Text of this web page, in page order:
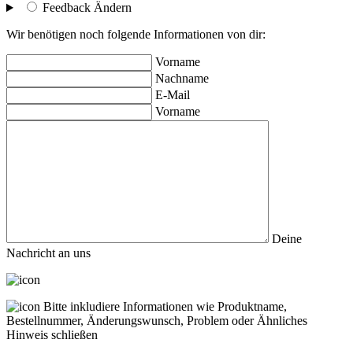
Feedback Ändern
Wir benötigen noch folgende Informationen von dir:
Vorname
Nachname
E-Mail
Vorname
Deine
Nachricht an uns
Bitte inkludiere Informationen wie Produktname,
Bestellnummer, Änderungswunsch, Problem oder Ähnliches
Hinweis schließen